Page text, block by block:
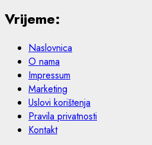
Vrijeme:
Naslovnica
O nama
Impressum
Marketing
Uslovi korištenja
Pravila privatnosti
Kontakt